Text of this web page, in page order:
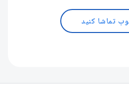
تماشا کنید